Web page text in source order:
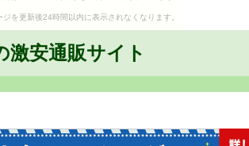
ジを更新後24時間以内に表示されなくなります。
激安通販サイト